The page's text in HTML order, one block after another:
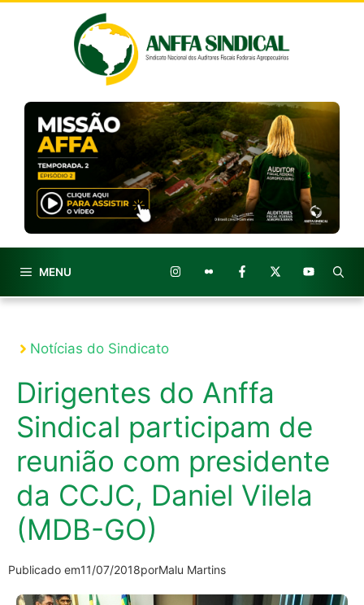
MENU
Notícias do Sindicato
Dirigentes do Anffa
Sindical participam de
reunião com presidente
da CCJC, Daniel Vilela
(MDB-GO)
Publicado em11/07/2018porMalu Martins